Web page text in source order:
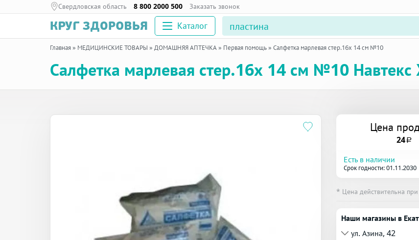
Свердловская область 8 800 2000 500 Заказать звонок
Каталог
Главная» МЕДИЦИНСКИЕ ТОВАРЫ » ДОМАШНЯЯ АПТЕЧКА» Первая помощь» Салфетка марлевая стер.16х 14 см №10
Салфетка марлевая стер.16х 14 см №10
Цена
24a
Есть в наличии
Срок годности: 01.11.2030
* Цена действительна
Наши магазины в
ул. Азина, 42